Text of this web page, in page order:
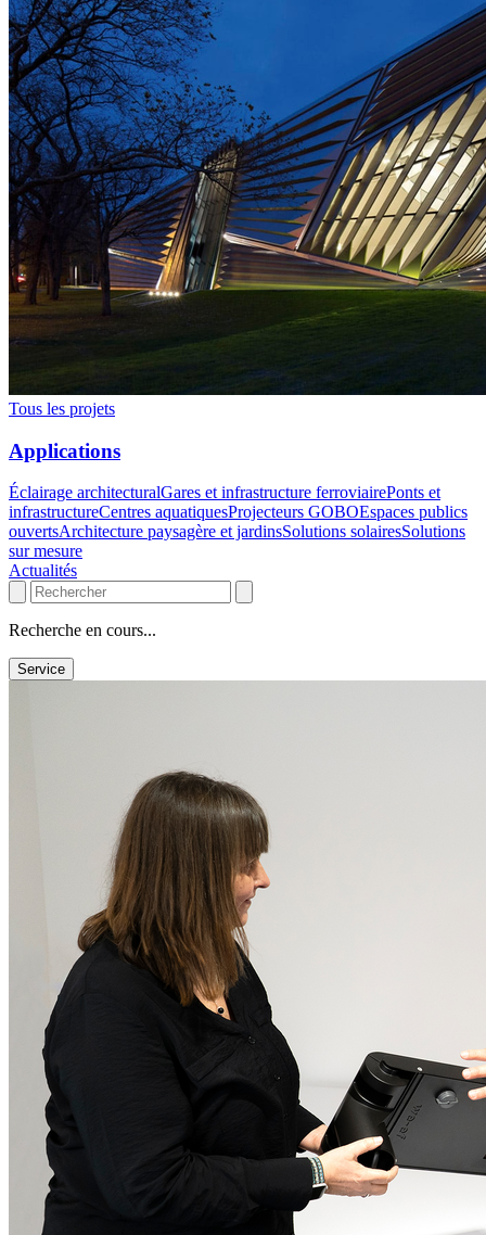
Tous les projets
Applications
Éclairage architecturalGares et infrastructure ferroviairePonts et
infrastructureCentres aquatiquesProjecteurs GOBOEspaces publics
ouvertsArchitecture paysagère et jardinsSolutions solairesSolutions
sur mesure
Actualités
Recherche en cours...
Service